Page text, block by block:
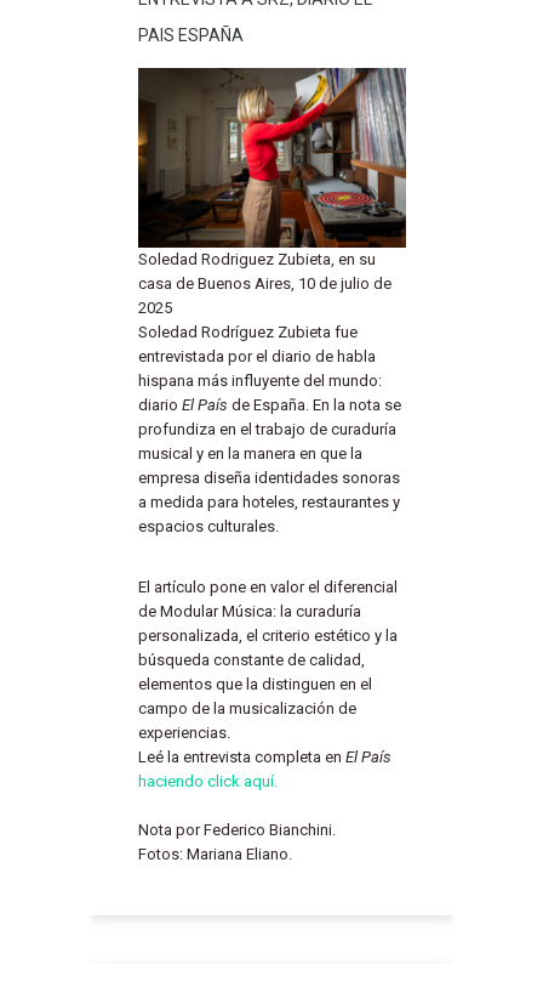
PAIS ESPAÑA
Soledad Rodriguez Zubieta, en su
casa de Buenos Aires, 10 de julio de
2025
Soledad Rodríguez Zubieta fue
entrevistada por el diario de habla
hispana más influyente del mundo:
diario El País de España. En la nota se
profundiza en el trabajo de curaduría
musical y en la manera en que la
empresa diseña identidades sonoras
a medida para hoteles, restaurantes y
espacios culturales.
El artículo pone en valor el diferencial
de Modular Música: la curaduría
personalizada, el criterio estético y la
búsqueda constante de calidad,
elementos que la distinguen en el
campo de la musicalización de
experiencias.
Leé la entrevista completa en El País
haciendo click aquí.
Nota por Federico Bianchini.
Fotos: Mariana Eliano.